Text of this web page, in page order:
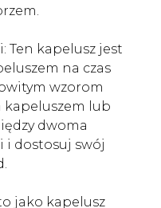
Ten kapelusz jest
na czas
wzorom
kapeluszem lub
dwoma
i dostosuj swój
jako kapelusz